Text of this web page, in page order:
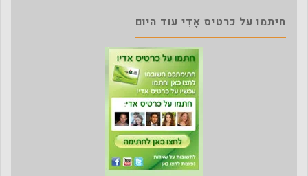
חיתמו על כרטיס אָדִי עוד היום